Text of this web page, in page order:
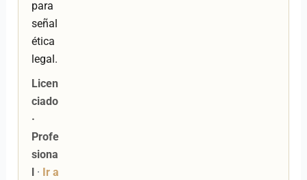
para
señal
ética
legal.
Licen
ciado
·
Profe
siona
l· Ir a